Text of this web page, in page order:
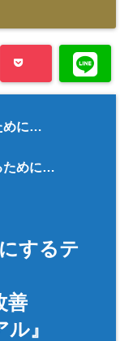
めに…
ために…
するテ
善
』